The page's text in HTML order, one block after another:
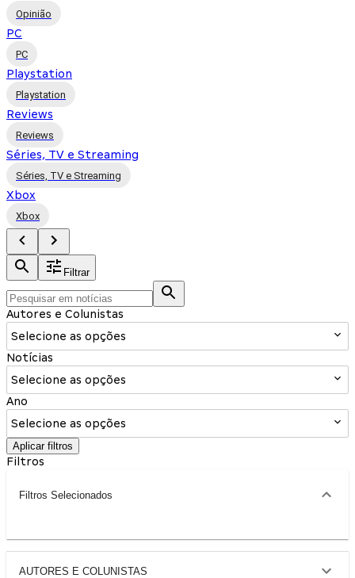
Opinião
PC
PC
Playstation
Playstation
Reviews
Reviews
Séries, TV e Streaming
Séries, TV e Streaming
Xbox
Xbox
Filtrar
Autores e Colunistas
Selecione as opções
Notícias
Selecione as opções
Ano
Selecione as opções
Aplicar filtros
Filtros
Filtros Selecionados
AUTORES E COLUNISTAS